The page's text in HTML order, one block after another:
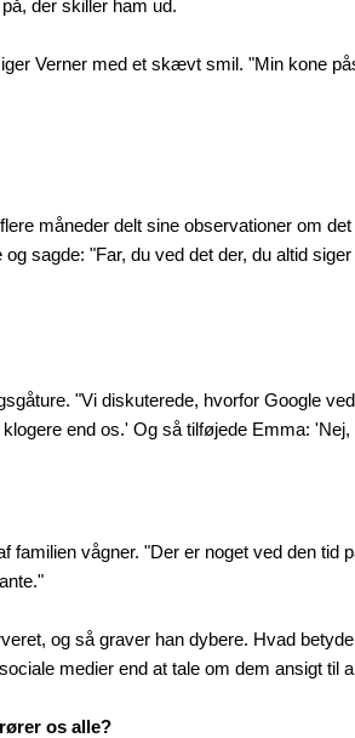
der skiller ham ud.
Verner med et skævt smil. "Min kone
måneder delt sine observationer om
sagde: "Far, du ved det der, du altid
"Vi diskuterede, hvorfor Google
end os.' Og så tilføjede Emma:
vågner. "Der er noget ved den tid
og så graver han dybere. Hvad
medier end at tale om dem ansigt til
os alle?